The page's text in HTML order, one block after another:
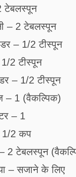
टेबलस्पून
– 2 टेबलस्पून
– 1/2 टीस्पून
2 टीस्पून
– 1/2 टीस्पून
– 1 (वैकल्पिक)
– 1
1/2 कप
2 टेबलस्पून
– सजाने के लिए